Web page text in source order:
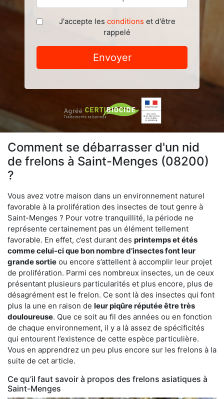
J'accepte les conditions et d'être
rappelé
Envoyer
Comment se débarrasser d'un nid
de frelons à Saint-Menges (08200)
?
Vous avez votre maison dans un environnement naturel
favorable à la prolifération des insectes de tout genre à
Saint-Menges ? Pour votre tranquillité, la période ne
représente certainement pas un élément tellement
favorable. En effet, c’est durant des printemps et étés
comme celui-ci que bon nombre d’insectes font leur
grande sortie ou encore s’attellent à accomplir leur projet
de prolifération. Parmi ces nombreux insectes, un de ceux
présentant plusieurs particularités et plus encore, plus de
désagrément est le frelon. Ce sont là des insectes qui font
plus la une en raison de leur piqûre réputée être très
douloureuse. Que ce soit au fil des années ou en fonction
de chaque environnement, il y a là assez de spécificités
qui entourent l’existence de cette espèce particulière.
Vous en apprendrez un peu plus encore sur les frelons à la
suite de cet article.
Ce qu’il faut savoir à propos des frelons asiatiques à
Saint-Menges